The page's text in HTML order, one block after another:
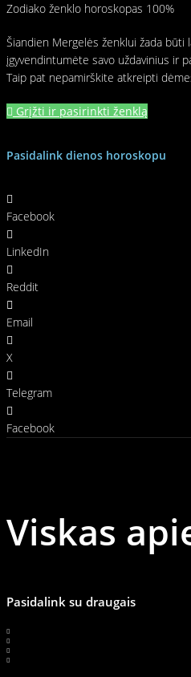
Zodiako ženklo horoskopas 100%
Šiandien Mergelės ženklui žada būti
įgyvendintumėte savo uždavinius ir
Taip pat nepamirškite atkreipti
Grįžti ir pasirinkti ženklą
Pasidalink dienos horoskopu
Facebook
LinkedIn
Reddit
Email
X
Telegram
Facebook
Viskas
Pasidalink su draugais